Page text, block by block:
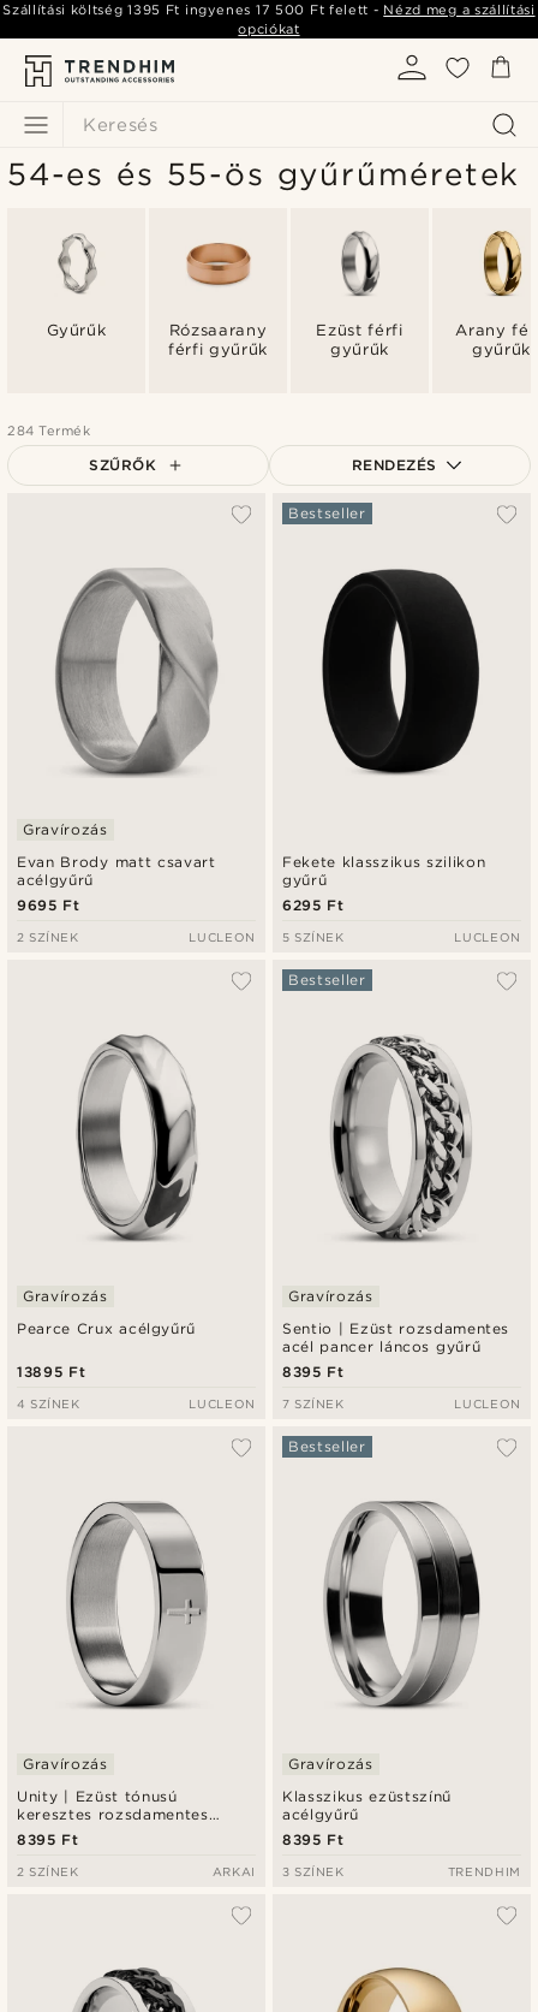
Keresés
Szállítási költség1395 Ft ingyenes 17 500 Ft felett - Nézd meg a szállítási
opciókat
54-es és 55-ös gyűrűméretek
Gyűrűk
Rózsaarany
férfi gyűrűk
Ezüst férfi
gyűrűk
Arany
gyűrűk
284 Termék
SZŰRŐK RENDEZÉS
A legkeresettebb
Legalacsonyabb ár
Legmagasabb ár
Evan Brody matt csavart
acélgyűrű
Gravírozás
9695 Ft
2 SZÍNEK LUCLEON
Fekete klasszikus szilikon
gyűrű
Bestseller
6295 Ft
5 SZÍNEK LUCLEON
Pearce Crux acélgyűrű
Gravírozás
13895 Ft
4 SZÍNEK LUCLEON
Sentio | Ezüst rozsdamentes
acél pancer láncos gyűrű
Bestseller
Gravírozás
8395 Ft
7 SZÍNEK LUCLEON
Unity | Ezüst tónusú
keresztes rozsdamentes
acélgyűrű - 6 mm
Gravírozás
8395 Ft
2 SZÍNEK ARKAI
Klasszikus ezüstszínű
acélgyűrű
Bestseller
Gravírozás
8395 Ft
3 SZÍNEK TRENDHIM